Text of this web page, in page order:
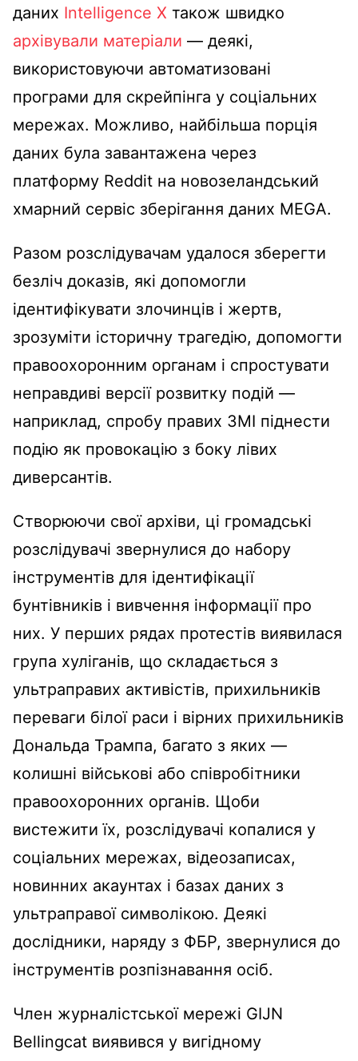
даних Intelligence X також швидко
архівували матеріали — деякі,
використовуючи автоматизовані
програми для скрейпінга у соціальних
мережах. Можливо, найбільша порція
даних була завантажена через
платформу Reddit на новозеландський
хмарний сервіс зберігання даних MEGA.
Разом розслідувачам удалося зберегти
безліч доказів, які допомогли
ідентифікувати злочинців і жертв,
зрозуміти історичну трагедію, допомогти
правоохоронним органам і спростувати
неправдиві версії розвитку подій —
наприклад, спробу правих ЗМІ піднести
подію як провокацію з боку лівих
диверсантів.
Створюючи свої архіви, ці громадські
розслідувачі звернулися до набору
інструментів для ідентифікації
бунтівників і вивчення інформації про
них. У перших рядах протестів виявилася
група хуліганів, що складається з
ультраправих активістів, прихильників
переваги білої раси і вірних прихильників
Дональда Трампа, багато з яких —
колишні військові або співробітники
правоохоронних органів. Щоби
вистежити їх, розслідувачі копалися у
соціальних мережах, відеозаписах,
новинних акаунтах і базах даних з
ультраправої символікою. Деякі
дослідники, наряду з ФБР, звернулися до
інструментів розпізнавання осіб.
Член журналістської мережі GIJN
Bellingcat виявився у вигідному